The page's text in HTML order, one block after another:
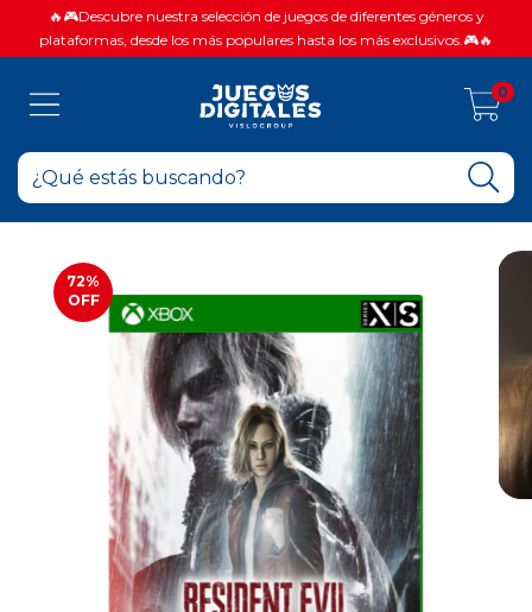
🔥🎮Descubre nuestra selección de juegos de diferentes géneros y
plataformas, desde los más populares hasta los más exclusivos.🎮🔥
0
72%
OFF